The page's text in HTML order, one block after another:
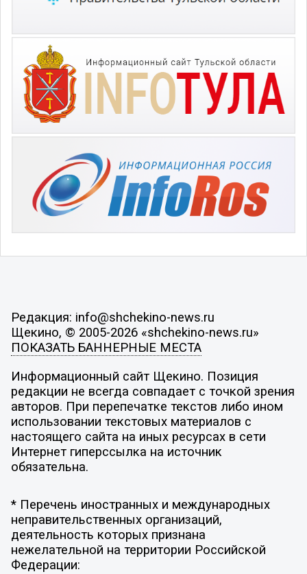
Редакция: info@shchekino-news.ru
Щекино, © 2005-2026 «shchekino-news.ru»
ПОКАЗАТЬ БАННЕРНЫЕ МЕСТА
Информационный сайт Щекино. Позиция
редакции не всегда совпадает с точкой зрения
авторов. При перепечатке текстов либо ином
использовании текстовых материалов с
настоящего сайта на иных ресурсах в сети
Интернет гиперссылка на источник
обязательна.
* Перечень иностранных и международных
неправительственных организаций,
деятельность которых признана
нежелательной на территории Российской
Федерации: